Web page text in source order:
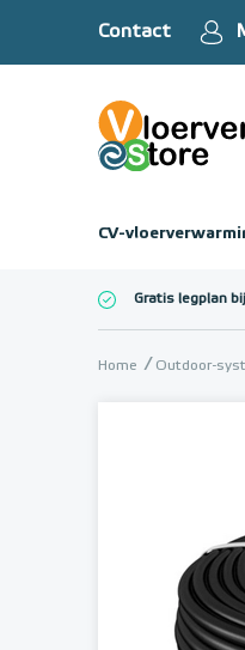
Contact
CV-
Gratis legplan
Home Outdoor-